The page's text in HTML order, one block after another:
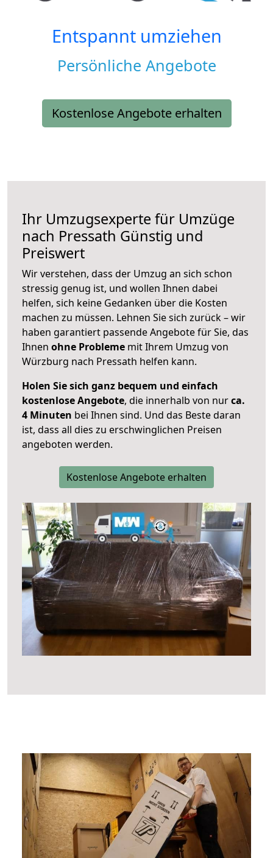
Entspannt umziehen
Persönliche Angebote
Kostenlose Angebote erhalten
Ihr Umzugsexperte für Umzüge
nach Pressath Günstig und
Preiswert
Wir verstehen, dass der Umzug an sich schon
stressig genug ist, und wollen Ihnen dabei
helfen, sich keine Gedanken über die Kosten
machen zu müssen. Lehnen Sie sich zurück – wir
haben garantiert passende Angebote für Sie, das
Ihnen ohne Probleme mit Ihrem Umzug von
Würzburg nach Pressath helfen kann.
Holen Sie sich ganz bequem und einfach
kostenlose Angebote, die innerhalb von nurca.
4 Minuten bei Ihnen sind. Und das Beste daran
ist, dass all dies zu erschwinglichen Preisen
angeboten werden.
Kostenlose Angebote erhalten